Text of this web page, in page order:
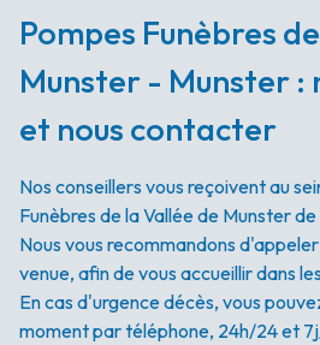
Pompes Funèbres
Munster - Munster :
et nous contacter
Nos conseillers vous reçoivent au
Funèbres de la Vallée de Munster
Nous vous recommandons
venue, afin de vous accueillir dans
En cas d'urgence décès, vous
moment par téléphone, 24h/24 et